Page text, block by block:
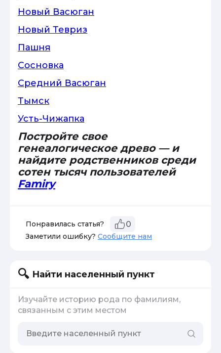
Новый Васюган
Новый Тевриз
Пашня
Сосновка
Средний Васюган
Тымск
Усть-Чижапка
Постройте свое
генеалогическое древо — и
найдите родственников среди
сотен тысяч пользователей
Famiry
Понравилась статья? 0
Заметили ошибку? Сообщите нам
Найти населенный пункт
Изучайте историю рода по фамилиям,
связанным с этим местом